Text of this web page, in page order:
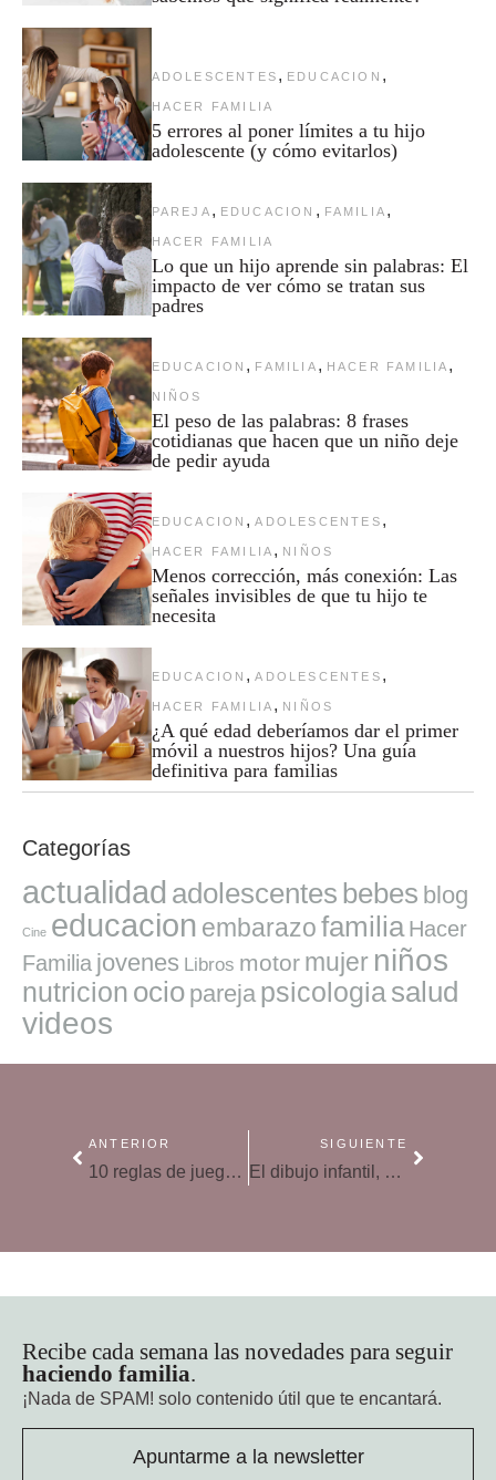
ADOLESCENTES , EDUCACION ,
HACER FAMILIA
5 errores al poner límites a tu hijo
adolescente (y cómo evitarlos)
PAREJA , EDUCACION , FAMILIA ,
HACER FAMILIA
Lo que un hijo aprende sin palabras: El
impacto de ver cómo se tratan sus
padres
EDUCACION , FAMILIA , HACER FAMILIA ,
NIÑOS
El peso de las palabras: 8 frases
cotidianas que hacen que un niño deje
de pedir ayuda
EDUCACION , ADOLESCENTES ,
HACER FAMILIA , NIÑOS
Menos corrección, más conexión: Las
señales invisibles de que tu hijo te
necesita
EDUCACION , ADOLESCENTES ,
HACER FAMILIA , NIÑOS
¿A qué edad deberíamos dar el primer
móvil a nuestros hijos? Una guía
definitiva para familias
Categorías
actualidad adolescentes bebes blog
Cine educacion embarazofamilia Hacer
Familia jovenes Libros motor mujer niños
nutricion ocio pareja psicologiasalud
videos
ANTERIOR
10 reglas de juego limpio en el deporte para niños y adultos
SIGUIENTE
El dibujo infantil, una herramienta de comunicación familiar
Recibe cada semana las novedades para seguir
haciendo familia.
¡Nada de SPAM! solo contenido útil que te encantará.
Apuntarme a la newsletter